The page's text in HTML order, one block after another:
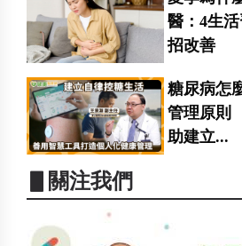
醫：4生
招改善
糖尿病怎
管理原則
助建立...
▋關注我們